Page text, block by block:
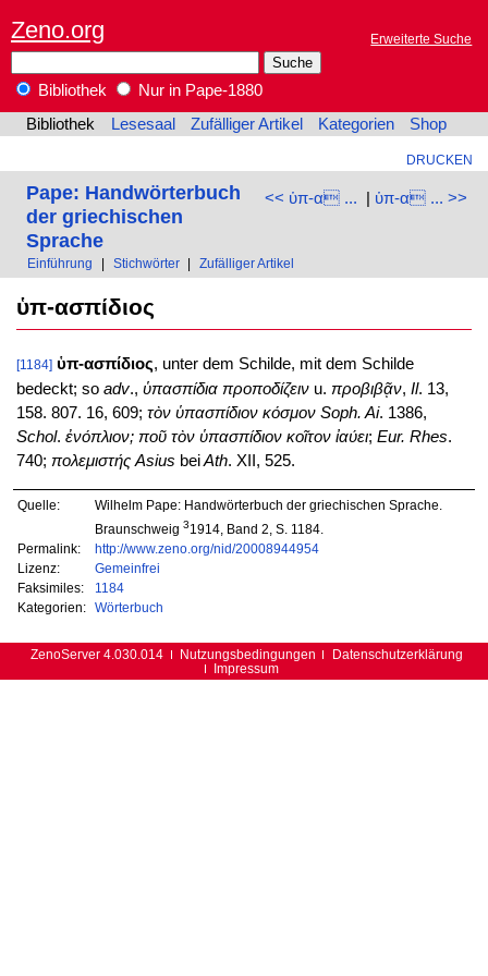
Zeno.org Erweiterte Suche
Bibliothek
Nur in Pape-1880
Bibliothek
Lesesaal Zufälliger Artikel Kategorien Shop
DRUCKEN
<< ὑπ-α ... | ὑπ-α ... >>
Pape: Handwörterbuch
der griechischen
Sprache
Einführung Stichwörter Zufälliger Artikel
ὑπ-ασπίδιος
[1184] ὑπ-ασπίδιος, unter dem Schilde, mit dem Schilde
bedeckt; so adv., ὑπασπίδια προποδίζεινu. προβιβᾷν, Il. 13,
158. 807. 16, 609; τὸν ὑπασπίδιον κόσμον Soph. Ai. 1386,
Schol. ἐνόπλιον; ποῦ τὸν ὑπασπίδιον κοῖτον ἰαύει; Eur. Rhes.
740; πολεμιστής Asius beiAth. XII, 525.
Quelle:
Wilhelm Pape: Handwörterbuch der griechischen Sprache.
Braunschweig 31914, Band 2, S. 1184.
Permalink:
http://www.zeno.org/nid/20008944954
Lizenz:
Gemeinfrei
Faksimiles:
1184
Kategorien:
Wörterbuch
ZenoServer 4.030.014 Nutzungsbedingungen
Datenschutzerklärung
Impressum